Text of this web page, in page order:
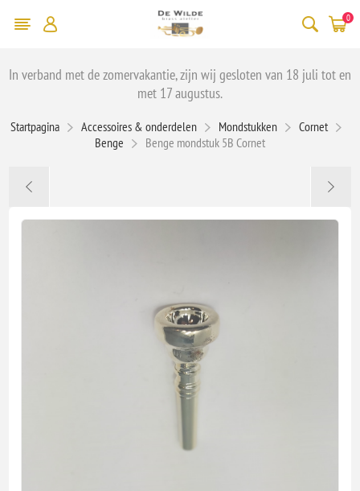
0
In verband met de zomervakantie, zijn wij gesloten van 18 juli tot en
met 17 augustus.
Startpagina Accessoires & onderdelen Mondstukken
Cornet
Benge
Benge mondstuk 5B Cornet